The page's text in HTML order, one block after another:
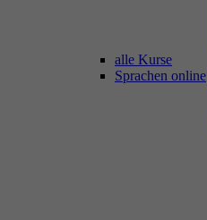
alle Kurse
Sprachen online